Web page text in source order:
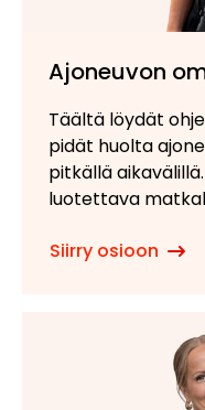
Ajoneuvon
Täältä löydät
pidät huolta
pitkällä
luotettava
Siirry osioon